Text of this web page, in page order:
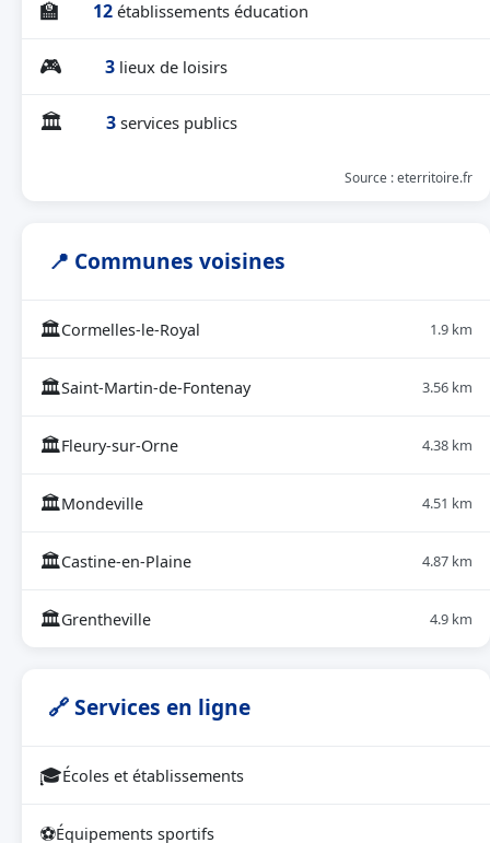
🏫 12 établissements éducation
🎮 3 lieux de loisirs
🏛 3 services publics
Source : eterritoire.fr
📍 Communes voisines
🏛Cormelles-le-Royal 1.9 km
🏛Saint-Martin-de-Fontenay 3.56 km
🏛Fleury-sur-Orne 4.38 km
🏛Mondeville 4.51 km
🏛Castine-en-Plaine 4.87 km
🏛Grentheville 4.9 km
🔗 Services en ligne
🎓Écoles et établissements
⚽Équipements sportifs